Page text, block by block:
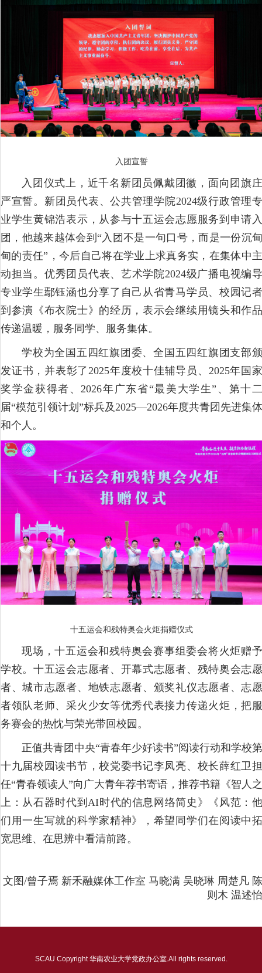
入团宣誓
入团仪式上，近千名新团员佩戴团徽，面向团旗庄
严宣誓。新团员代表、公共管理学院2024级行政管理专
业学生黄锦浩表示，从参与十五运会志愿服务到申请入
团，他越来越体会到“入团不是一句口号，而是一份沉甸
甸的责任”，今后自己将在学业上求真务实，在集体中主
动担当。优秀团员代表、艺术学院2024级广播电视编导
专业学生鄢钰涵也分享了自己从省青马学员、校园记者
到参演《布衣院士》的经历，表示会继续用镜头和作品
传递温暖，服务同学、服务集体。
学校为全国五四红旗团委、全国五四红旗团支部颁
发证书，并表彰了2025年度校十佳辅导员、2025年国家
奖学金获得者、2026年广东省“最美大学生”、第十二
届“模范引领计划”标兵及2025—2026年度共青团先进集体
和个人。
十五运会和残特奥会火炬捐赠仪式
现场，十五运会和残特奥会赛事组委会将火炬赠予
学校。十五运会志愿者、开幕式志愿者、残特奥会志愿
者、城市志愿者、地铁志愿者、颁奖礼仪志愿者、志愿
者领队老师、采火少女等优秀代表接力传递火炬，把服
务赛会的热忱与荣光带回校园。
正值共青团中央“青春年少好读书”阅读行动和学校第
十九届校园读书节，校党委书记李凤亮、校长薛红卫担
任“青春领读人”向广大青年荐书寄语，推荐书籍《智人之
上：从石器时代到AI时代的信息网络简史》《风范：他
们用一生写就的科学家精神》，希望同学们在阅读中拓
宽思维、在思辨中看清前路。
文图/曾子焉 新禾融媒体工作室 马晓满 吴晓琳 周楚凡 陈
则木 温述怡
SCAU Copyright 华南农业大学党政办公室.All rights reserved.